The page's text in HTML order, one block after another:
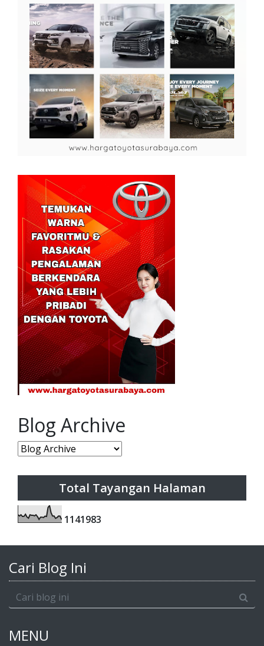
Blog Archive
Total Tayangan Halaman
1141983
Cari Blog Ini
MENU